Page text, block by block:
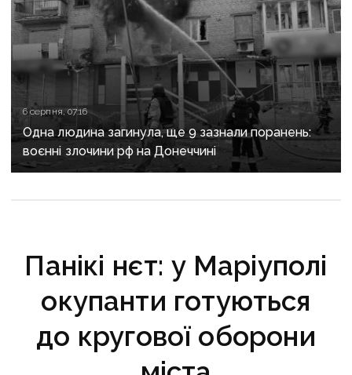
6 серпня, 07:16
Одна людина загинула, ще 9 зазнали поранень:
воєнні злочини рф на Донеччині
Панікі нєт: у Маріуполі
окупанти готуються
до кругової оборони